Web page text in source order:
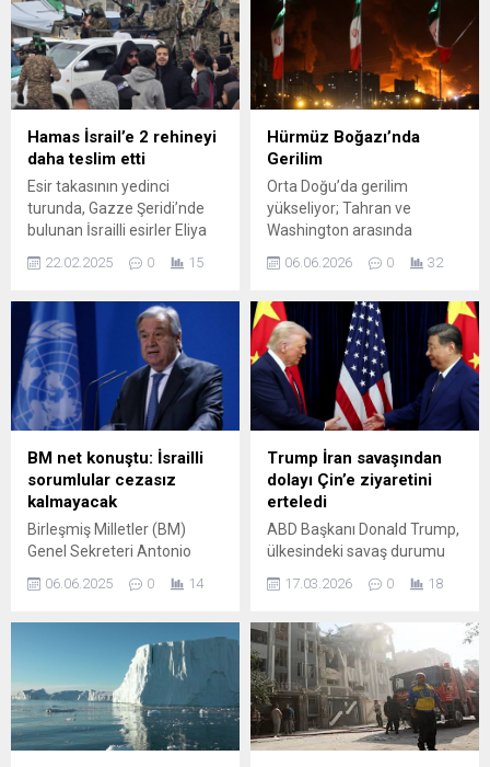
Hamas İsrail’e 2 rehineyi
daha teslim etti
Esir takasının yedinci
turunda, Gazze Şeridi’nde
bulunan İsrailli esirler Eliya
Cohen, Omer Shem-Tov,
Omer Wenkert, Tal Shoham,
al-Sayed'in Kızılhaç
ekiplerine teslim edilmesi
beklenirken esirlerden Tal
Shoham ve Avera ...
22.02.2025 0 15
Hürmüz Boğazı’nda
Gerilim
Orta Doğu’da gerilim
yükseliyor; Tahran ve
Washington arasında
müzakere sinyalleri bulunsa
da sahadaki askeri
saatlerde Hürmüz Boğazı
çevresinde yaşanan
çatışmalar bölgedeki
güvenlik kaygılarını artırdı.
CENTCOM, bölgede
seyreden dört İran yapımı
insansız hava aracının (İHA)
ABD güçleri tarafından
etkisiz hâle getirildiğini
ABD güçlerini korumak
amacıyla...
06.06.2026 0 32
BM net konuştu: İsrailli
sorumlular cezasız
kalmayacak
Birleşmiş Milletler (BM)
Genel Sekreteri Antonio
alanlarında görevli BM
görevlilerin öldürülmesinde
sorumluluğu olanların
"cezasız kalmaması"
gerektiğini belirtti. Guterres,
New York'taki BM Genel
Merkezi ...
06.06.2025 0 14
Trump İran savaşından
dolayı Çin’e ziyaretini
erteledi
ABD Başkanı Donald Trump,
ülkesindeki savaş durumu
planlanan Çin zirvesinin
talep etti.
17.03.2026 0 18